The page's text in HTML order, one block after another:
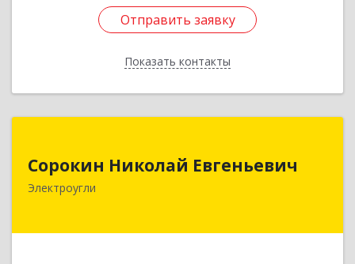
Отправить заявку
Показать контакты
Отправить заявку
Назад
Сорокин Николай Евгеньевич
Электроугли